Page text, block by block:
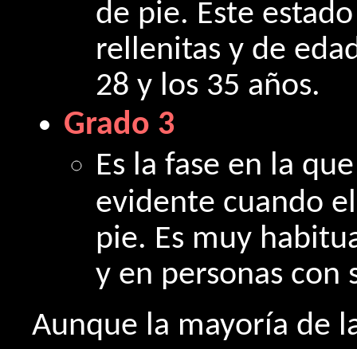
de pie. Este
rellenitas y de
28 y los 35 años.
Grado 3
Es la fase en la
evidente cuando
pie. Es muy
y en personas con
Aunque la mayoría de